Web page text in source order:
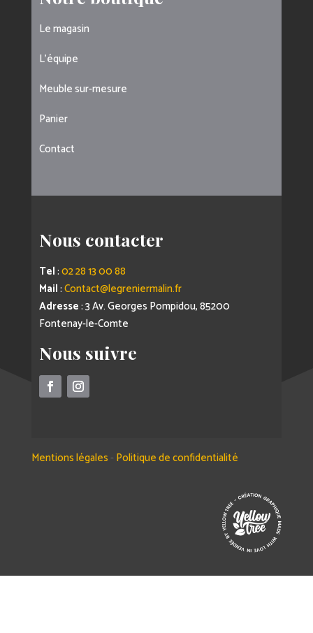
Le magasin
L’équipe
Meuble sur-mesure
Panier
Contact
Nous contacter
Tel:02 28 13 00 88
Mail:Contact@legreniermalin.fr
Adresse: 3 Av. Georges Pompidou, 85200
Fontenay-le-Comte
Nous suivre
Mentions légales - Politique de confidentialité